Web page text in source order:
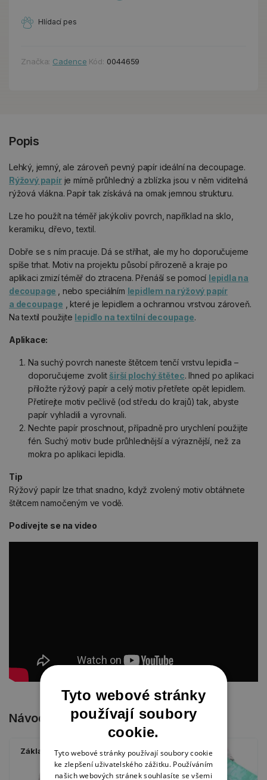
Hlídací pes
Značka: Cadence Kód: 0044659
Popis
Lehký, jemný, ale zároveň pevný papír ideální na decoupage.
Rýžový papírje mírně průhledný a zblízka jsou v něm viditelná
rýžová vlákna. Papír tak získává na omak jemnou strukturu.
Lze ho použít na téměř jakýkoliv povrch, například na sklo,
keramiku, dřevo, textil.
Dobře se s ním pracuje. Dá se stříhat, ale my ho doporučujeme
spíše trhat. Motiv na projektu působí přirozeně a kraje po
aplikaci zmizí téměř do ztracena. Přenáší se pomocí lepidla na
decoupage
, nebo speciálním lepidlem na rýžový papír
a decoupage , které je lepidlem a ochrannou vrstvou zároveň.
Na textil použijte lepidlo na textilní decoupage.
Aplikace:
Na suchý povrch naneste štětcem tenčí vrstvu lepidla –
doporučujeme zvolit širší plochý štětec. Ihned po aplikaci
přiložte rýžový papír a celý motiv přetřete opět lepidlem.
Přetírejte motiv pečlivě (od středu do krajů) tak, abyste
papír vyhladili a vyrovnali.
Nechte papír proschnout, případně pro urychlení použijte
fén. Suchý motiv bude průhlednější a výraznější, než za
mokra po aplikaci lepidla.
Tip
Rýžový papír lze trhat snadno, když zvolený motiv obtáhnete
štětcem namočeným ve vodě.
Podívejte se na video
Návody
Základní techniky
Tyto webové stránky
používají soubory
cookie.
Tyto webové stránky používají soubory cookie
ke zlepšení uživatelského zážitku. Používáním
našich webových stránek souhlasíte se všemi